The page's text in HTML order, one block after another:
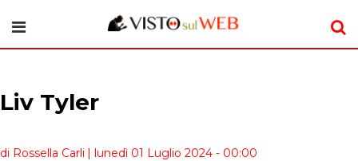
Liv Tyler
di Rossella Carli | lunedì 01 Luglio 2024 - 00:00